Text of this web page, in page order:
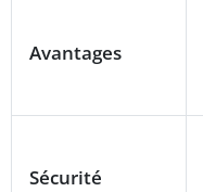
Avantages
Sécurité